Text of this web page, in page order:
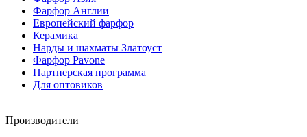
Фарфор Англии
Европейский фарфор
Керамика
Нарды и шахматы Златоуст
Фарфор Pavone
Партнерская программа
Для оптовиков
Производители